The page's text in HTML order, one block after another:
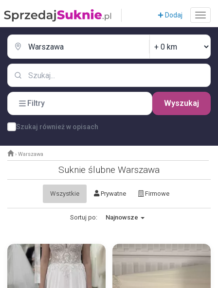
Dodaj
Filtry Wyszukaj
Szukaj również w opisach
› Warszawa
Suknie ślubne Warszawa
Wszystkie Prywatne Firmowe
Sortuj po: Najnowsze